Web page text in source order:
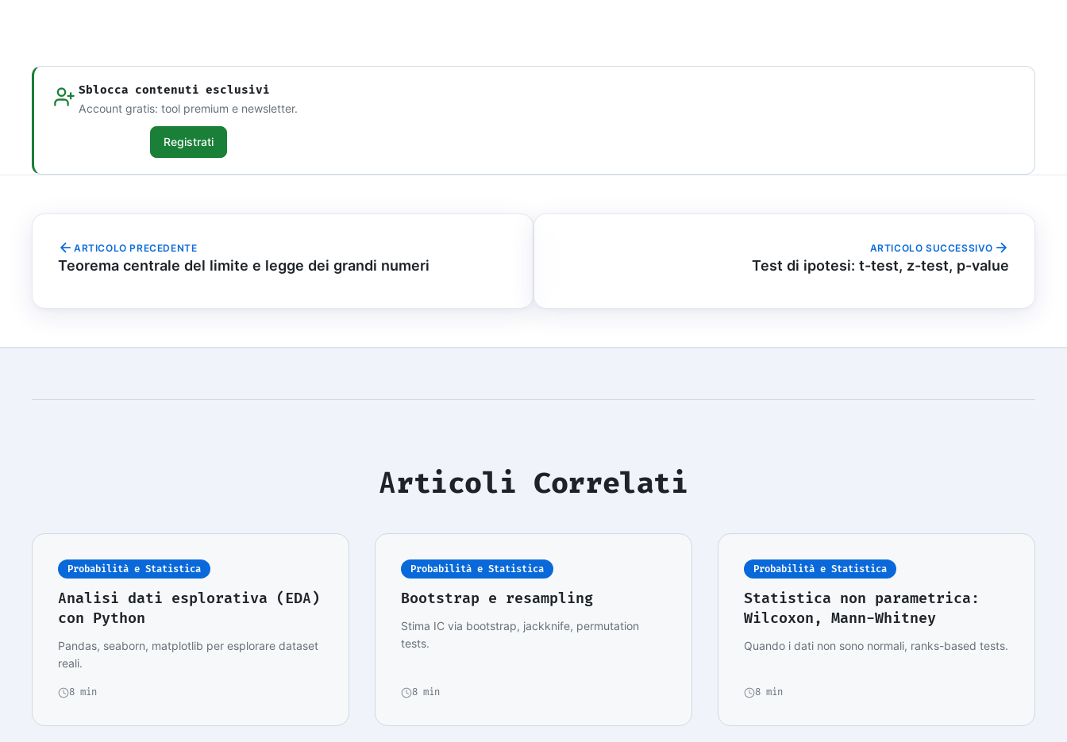
Sblocca contenuti esclusivi
Account gratis: tool premium e newsletter.
Registrati
ARTICOLO PRECEDENTE
Teorema centrale del limite e legge dei grandi numeri
ARTICOLO SUCCESSIVO
Test di ipotesi: t-test, z-test, p-value
Articoli Correlati
Probabilità e Statistica
Analisi dati esplorativa (EDA)
con Python
Pandas, seaborn, matplotlib per esplorare dataset
reali.
8 min
Probabilità e Statistica
Bootstrap e resampling
Stima IC via bootstrap, jackknife, permutation
tests.
8 min
Probabilità e Statistica
Statistica non parametrica:
Wilcoxon, Mann-Whitney
Quando i dati non sono normali, ranks-based tests.
8 min